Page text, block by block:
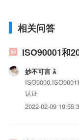
相关问答
ISO90001和
妙不可言 
认证
2022-02-09